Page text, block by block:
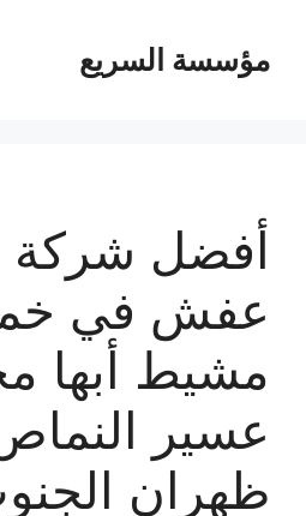
مؤسسة السريع
أفضل شركة
عفش في
مشيط أبها
عسير
ظهران